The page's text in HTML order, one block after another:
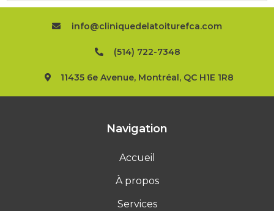
info@cliniquedelatoiturefca.com
(514) 722-7348
11435 6e Avenue, Montréal, QC H1E 1R8
Navigation
Accueil
À propos
Services